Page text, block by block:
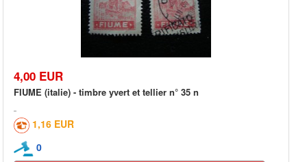
4,00 EUR
FIUME (italie) - timbre yvert et tellier n° 35 n
1,16 EUR
0